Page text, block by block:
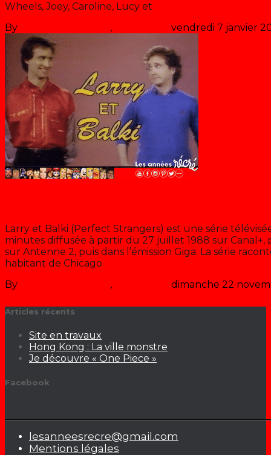
Wheels, Joey, Caroline, Lucy et
By
, vendredi 7 janvier
Larry et Balki (Perfect Strangers) est une série
minutes diffusée à partir du 27 juillet 1988 sur
sur Antenne 2, puis dans l’émission Giga. La série
habitant de Chicago
By
, dimanche 22
Articles récents
Site en travaux
Hong Kong : La ville monstre
Je découvre « One Piece »
Facebook
lesanneesrecre@gmail.com
Mentions légales